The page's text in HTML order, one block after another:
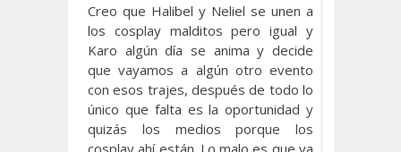
Creo que Halibel y Neliel se unen a
los cosplay malditos pero igual y
Karo algún día se anima y decide
que vayamos a algún otro evento
con esos trajes, después de todo lo
único que falta es la oportunidad y
quizás los medios porque los
cosplay ahí están. Lo malo es que ya